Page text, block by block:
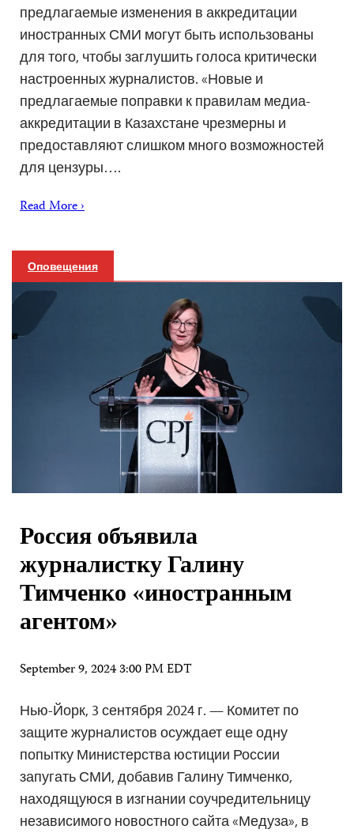
предлагаемые изменения в аккредитации
иностранных СМИ могут быть использованы
для того, чтобы заглушить голоса критически
настроенных журналистов. «Новые и
предлагаемые поправки к правилам медиа-
аккредитации в Казахстане чрезмерны и
предоставляют слишком много возможностей
для цензуры….
Read More ›
Оповещения
Россия объявила
журналистку Галину
Тимченко «иностранным
агентом»
September 9, 2024 3:00 PM EDT
Нью-Йорк, 3 сентября 2024 г. — Комитет по
защите журналистов осуждает еще одну
попытку Министерства юстиции России
запугать СМИ, добавив Галину Тимченко,
находящуюся в изгнании соучредительницу
независимого новостного сайта «Медуза», в